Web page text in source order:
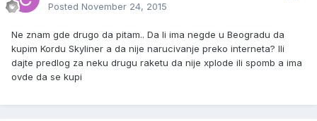
Posted November 24, 2015
Ne znam gde drugo da pitam.. Da li ima negde u Beogradu da
kupim Kordu Skyliner a da nije narucivanje preko interneta? Ili
dajte predlog za neku drugu raketu da nije xplode ili spomb a ima
ovde da se kupi